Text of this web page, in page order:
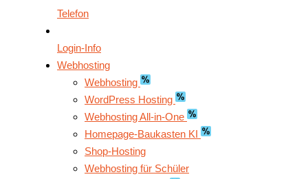
Telefon
Login-Info
Webhosting
Webhosting
WordPress Hosting
Webhosting All-in-One
Homepage-Baukasten KI
Shop-Hosting
Webhosting für Schüler